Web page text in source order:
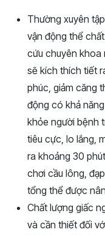
Thường xuyên
vận động thể
cứu chuyên khoa
sẽ kích thích tiết
phúc, giảm căng
động có khả
khỏe người bệnh
tiêu cực, lo lắng,
ra khoảng 30
chơi cầu lông,
tổng thể được
Chất lượng giấc
và cần thiết đối